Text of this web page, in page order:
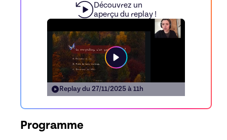
Découvrez un
aperçu du replay !
Replay du 27/11/2025 à 11h
Programme